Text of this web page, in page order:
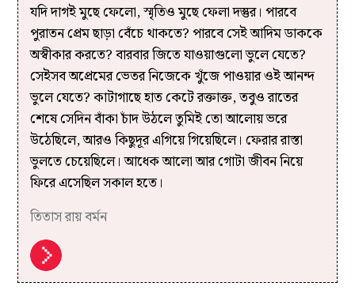
যদি দাগই মুছে ফেলো, স্মৃতিও মুছে ফেলা দস্তুর। পারবে
পুরাতন প্রেম ছাড়া বেঁচে থাকতে? পারবে সেই আদিম ডাককে
অস্বীকার করতে? বারবার জিতে যাওয়াগুলো ভুলে যেতে?
সেইসব অপ্রেমের ভেতর নিজেকে খুঁজে পাওয়ার ওই আনন্দ
ভুলে যেতে? কাটাগাছে হাত কেটে রক্তাক্ত, তবুও রাতের
শেষে সেদিন বাঁকা চাঁদ উঠলে তুমিই তো আলোয় ভরে
উঠেছিলে, আরও কিছুদূর এগিয়ে গিয়েছিলে। ফেরার রাস্তা
ভুলতে চেয়েছিলে। আধেক আলো আর গোটা জীবন নিয়ে
ফিরে এসেছিল সকাল হতে।
তিতাস রায় বর্মন